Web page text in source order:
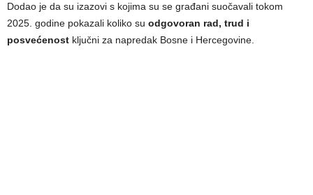
Dodao je da su izazovi s kojima su se građani suočavali tokom
2025. godine pokazali koliko su odgovoran rad, trud i
posvećenost ključni za napredak Bosne i Hercegovine.